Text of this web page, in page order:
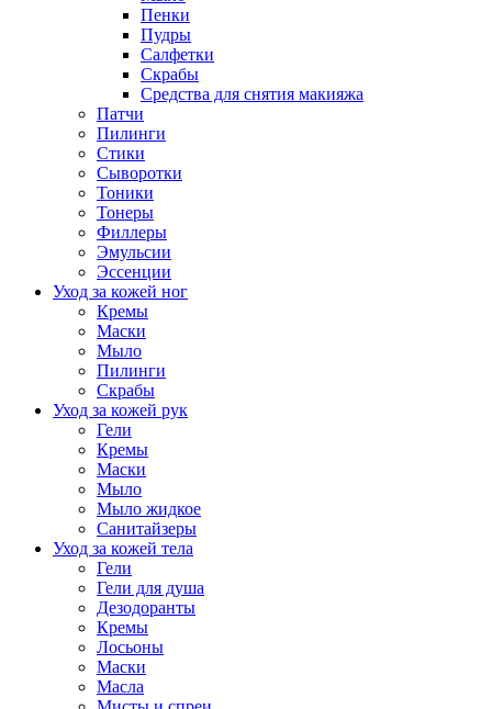
Пенки
Пудры
Салфетки
Скрабы
Средства для снятия макияжа
Патчи
Пилинги
Стики
Сыворотки
Тоники
Тонеры
Филлеры
Эмульсии
Эссенции
Уход за кожей ног
Кремы
Маски
Мыло
Пилинги
Скрабы
Уход за кожей рук
Гели
Кремы
Маски
Мыло
Мыло жидкое
Санитайзеры
Уход за кожей тела
Гели
Гели для душа
Дезодоранты
Кремы
Лосьоны
Маски
Масла